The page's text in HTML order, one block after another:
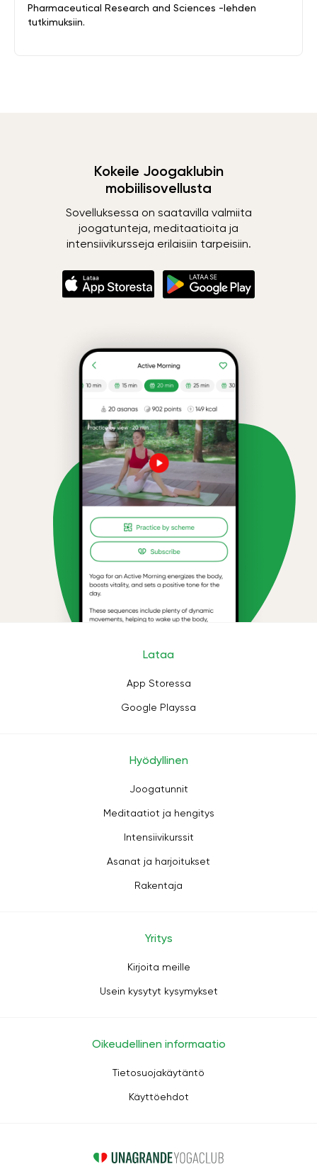
Pharmaceutical Research and Sciences -lehden
tutkimuksiin.
Kokeile Joogaklubin
mobiilisovellusta
Sovelluksessa on saatavilla valmiita
joogatunteja, meditaatioita ja
intensiivikursseja erilaisiin tarpeisiin.
Lataa
App Storessa
Google Playssa
Hyödyllinen
Joogatunnit
Meditaatiot ja hengitys
Intensiivikurssit
Asanat ja harjoitukset
Rakentaja
Yritys
Kirjoita meille
Usein kysytyt kysymykset
Oikeudellinen informaatio
Tietosuojakäytäntö
Käyttöehdot